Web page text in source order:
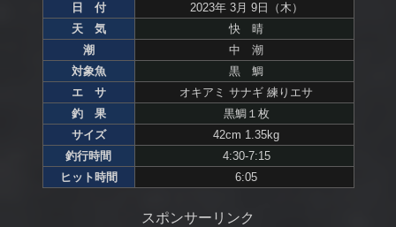
日 付
2023年 3月 9日（木）
天 気
快 晴
潮
中 潮
対象魚
黒 鯛
エ サ
オキアミ サナギ 練りエサ
釣 果
黒鯛１枚
サイズ
42cm 1.35kg
釣行時間
4:30-7:15
ヒット時間
6:05
スポンサーリンク